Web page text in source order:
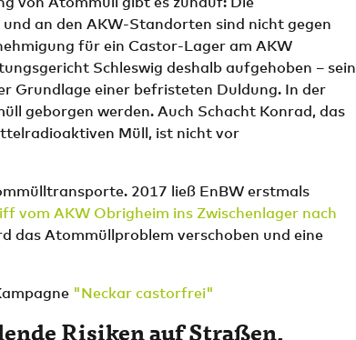
an den AKW-Standorten sind nicht gegen
für ein Castor-Lager am AKW
Schleswig deshalb aufgehoben – sein
Grundlage einer befristeten Duldung. In der
geborgen werden. Auch Schacht Konrad, das
Müll, ist nicht vor
2017 ließ EnBW erstmals
vom AKW Obrigheim ins Zwischenlager nach
das Atommüllproblem verschoben und eine
"Neckar castorfrei"
Risiken auf Straßen,